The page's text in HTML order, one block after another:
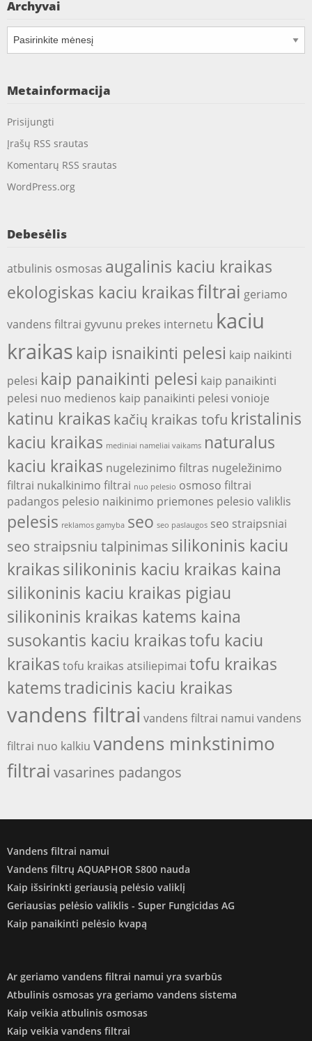
Archyvai
Archyvai
Metainformacija
Prisijungti
Įrašų RSS srautas
Komentarų RSS srautas
WordPress.org
Debesėlis
atbulinis osmosas augalinis kaciu kraikas
ekologiskas kaciu kraikasfiltrai geriamo
vandens filtrai gyvunu prekes internetu kaciu
kraikas kaip isnaikinti pelesi kaip naikinti
pelesi kaip panaikinti pelesi kaip panaikinti
pelesi nuo medienos kaip panaikinti pelesi vonioje
katinu kraikas kačių kraikas tofu kristalinis
kaciu kraikas mediniai nameliai vaikams naturalus
kaciu kraikas nugelezinimo filtras nugeležinimo
filtrai nukalkinimo filtrai nuo pelesio osmoso filtrai
padangos pelesio naikinimo priemones pelesio valiklis
pelesis reklamos gamyba seo seo paslaugos seo straipsniai
seo straipsniu talpinimas silikoninis kaciu
kraikassilikoninis kaciu kraikas kaina
silikoninis kaciu kraikas pigiau
silikoninis kraikas katems kaina
susokantis kaciu kraikastofu kaciu
kraikas tofu kraikas atsiliepimai tofu kraikas
katemstradicinis kaciu kraikas
vandens filtrai vandens filtrai namui vandens
filtrai nuo kalkiu vandens minkstinimo
filtrai vasarines padangos
Vandens filtrai namui
Vandens filtrų AQUAPHOR S800 nauda
Kaip išsirinkti geriausią pelėsio valiklį
Geriausias pelėsio valiklis - Super Fungicidas AG
Kaip panaikinti pelėsio kvapą
Ar geriamo vandens filtrai namui yra svarbūs
Atbulinis osmosas yra geriamo vandens sistema
Kaip veikia atbulinis osmosas
Kaip veikia vandens filtrai